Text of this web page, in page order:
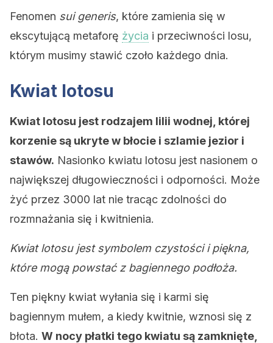
Fenomen sui generis, które zamienia się w
ekscytującą metaforę życia i przeciwności losu,
którym musimy stawić czoło każdego dnia.
Kwiat lotosu
Kwiat lotosu jest rodzajem lilii wodnej, której
korzenie są ukryte w błocie i szlamie jezior i
stawów. Nasionko kwiatu lotosu jest nasionem o
największej długowieczności i odporności. Może
żyć przez 3000 lat nie tracąc zdolności do
rozmnażania się i kwitnienia.
Kwiat lotosu jest symbolem czystości i piękna,
które mogą powstać z bagiennego podłoża.
Ten piękny kwiat wyłania się i karmi się
bagiennym mułem, a kiedy kwitnie, wznosi się z
błota. W nocy płatki tego kwiatu są zamknięte,